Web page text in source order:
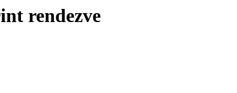
rendezve